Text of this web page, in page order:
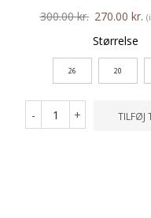
300.00kr. 270.00 kr.
Størrelse
26 20
- + TILFØJ